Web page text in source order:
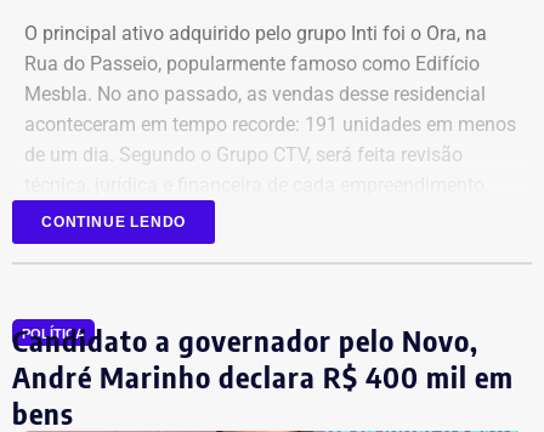
O principal ativo adquirido pelo grupo Inti foi o Ora, na
Rua do Passeio, popularmente famoso como Edifício
Mesbla. No ano passado, as vendas desse residencial
aconteceram em tempo recorde: 191 unidades em menos
de um dia. Segundo o Grupo CTV, será feita revisão
antes da retomada dos canteiros. Cronogramas de
entrega terão novas datas. Também haverá a definição
a Artesanal investimentos.
CONTINUE LENDO
POLÍTICA
Candidato a governador pelo Novo,
André Marinho declara R$ 400 mil em
bens